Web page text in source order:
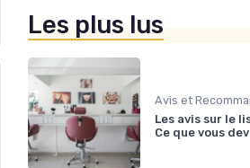
Les plus lus
Les avis sur le
Ce que vous